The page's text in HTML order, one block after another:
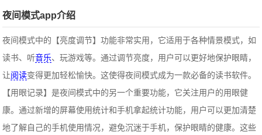
夜间模式app介绍
夜间模式中的【亮度调节】功能非常实用，它适用于各种情景模式，如
读书、听音乐、玩游戏等。通过调节亮度，用户可以更好地保护眼睛，
让阅读变得更加轻松愉快。这使得夜间模式成为一款必备的读书软件。
【用眼记录】是夜间模式中的另一个重要功能，它关注用户的用眼健
康。通过新增的屏幕使用统计和手机拿起统计功能，用户可以更加清楚
地了解自己的手机使用情况，避免沉迷于手机，保护眼睛的健康。这些